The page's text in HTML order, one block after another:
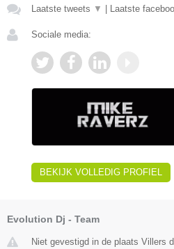
Laatste tweets ▼ Laatste
Sociale media:
BEKIJK VOLLEDIG PROFIEL
Evolution Dj - Team
Niet gevestigd in de plaats Villers